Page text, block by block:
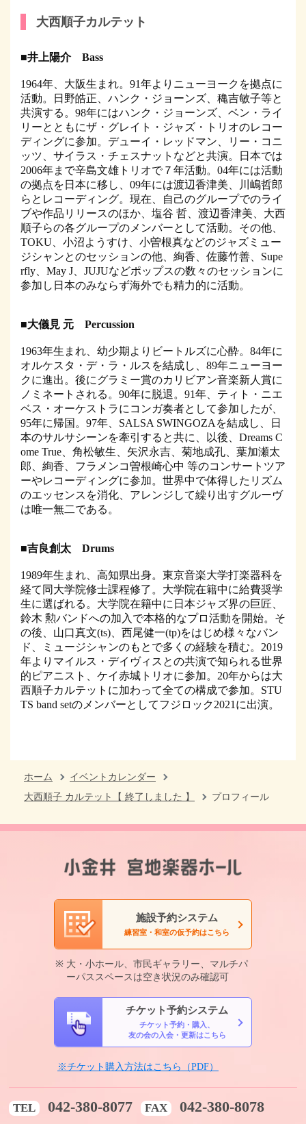
大西順子カルテット
■井上陽介 Bass
1964年、大阪生まれ。91年よりニューヨークを拠点に
活動。日野皓正、ハンク・ジョーンズ、穐吉敏子等と
共演する。98年にはハンク・ジョーンズ、ベン・ライ
リーとともにザ・グレイト・ジャズ・トリオのレコー
ディングに参加。デューイ・レッドマン、リー・コニ
ッツ、サイラス・チェスナットなどと共演。日本では
2006年まで辛島文雄トリオで７年活動。04年には活動
の拠点を日本に移し、09年には渡辺香津美、川嶋哲郎
らとレコーディング。現在、自己のグループでのライ
ブや作品リリースのほか、塩谷 哲、渡辺香津美、大西
順子らの各グループのメンバーとして活動。その他、
TOKU、小沼ようすけ、小曽根真などのジャズミュー
ジシャンとのセッションの他、絢香、佐藤竹善、Supe
rfly、May J、JUJUなどポップスの数々のセッションに
参加し日本のみならず海外でも精力的に活動。
■大儀見 元 Percussion
1963年生まれ、幼少期よりビートルズに心酔。84年に
オルケスタ・デ・ラ・ルスを結成し、89年ニューヨー
クに進出。後にグラミー賞のカリビアン音楽新人賞に
ノミネートされる。90年に脱退。91年、ティト・ニエ
ベス・オーケストラにコンガ奏者として参加したが、
95年に帰国。97年、SALSA SWINGOZAを結成し、日
本のサルサシーンを牽引すると共に、以後、Dreams C
ome True、角松敏生、矢沢永吉、菊地成孔、葉加瀬太
郎、絢香、フラメンコ曽根崎心中 等のコンサートツア
ーやレコーディングに参加。世界中で体得したリズム
のエッセンスを消化、アレンジして繰り出すグルーヴ
は唯一無二である。
■吉良創太 Drums
1989年生まれ、高知県出身。東京音楽大学打楽器科を
経て同大学院修士課程修了。大学院在籍中に給費奨学
生に選ばれる。大学院在籍中に日本ジャズ界の巨匠、
鈴木 勲バンドへの加入で本格的なプロ活動を開始。そ
の後、山口真文(ts)、西尾健一(tp)をはじめ様々なバン
ド、ミュージシャンのもとで多くの経験を積む。2019
年よりマイルス・デイヴィスとの共演で知られる世界
的ピアニスト、ケイ赤城トリオに参加。20年からは大
西順子カルテットに加わって全ての構成で参加。STU
TS band setのメンバーとしてフジロック2021に出演。
ホーム
イベントカレンダー
大西順子 カルテット【 終了しました 】
プロフィール
施設予約システム
練習室・和室の仮予約はこちら
大・小ホール、市民ギャラリー、マルチパ
ーパススペースは空き状況のみ確認可
チケット予約システム
チケット予約・購入、
友の会の入会・更新はこちら
※チケット購入方法はこちら（PDF）
TEL 042-380-8077 FAX 042-380-8078